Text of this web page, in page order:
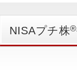
NISAプチ株®